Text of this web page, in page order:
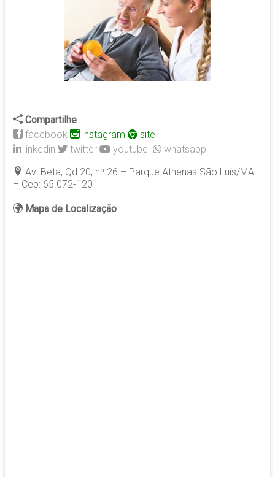
Compartilhe
facebook
instagram
site
linkedin
twitter youtube
whatsapp
Av. Beta, Qd 20, nº 26 – Parque Athenas São Luís/MA
– Cep: 65.072-120
Mapa de Localização